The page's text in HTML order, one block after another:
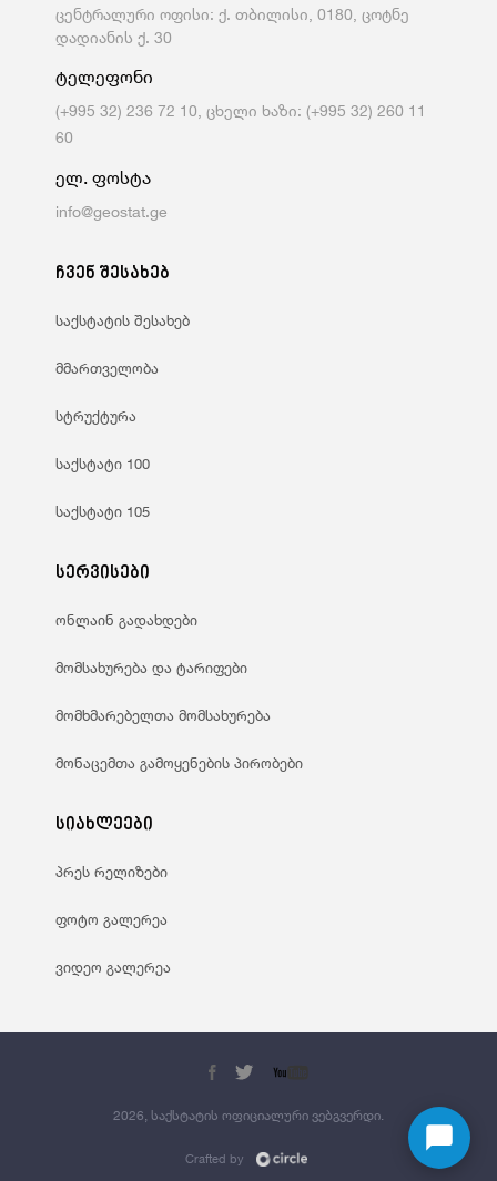
ცენტრალური ოფისი: ქ. თბილისი, 0180, ცოტნე
დადიანის ქ. 30
ტელეფონი
(+995 32) 236 72 10, ცხელი ხაზი: (+995 32) 260 11
60
ელ. ფოსტა
info@geostat.ge
ჩვენ შესახებ
საქსტატის შესახებ
მმართველობა
სტრუქტურა
საქსტატი 100
საქსტატი 105
სერვისები
ონლაინ გადახდები
მომსახურება და ტარიფები
მომხმარებელთა მომსახურება
მონაცემთა გამოყენების პირობები
სიახლეები
პრეს რელიზები
ფოტო გალერეა
ვიდეო გალერეა
2026, საქსტატის ოფიციალური ვებგვერდი.
Crafted by